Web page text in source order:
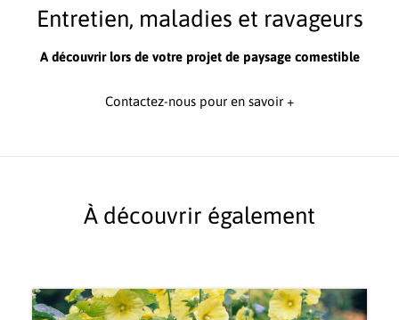
Entretien, maladies et ravageurs
A découvrir lors de votre projet de paysage comestible
Contactez-nous pour en savoir +
À découvrir également